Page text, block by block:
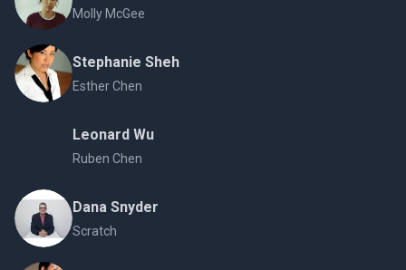
Molly McGee
Stephanie Sheh
Esther Chen
Leonard Wu
Ruben Chen
Dana Snyder
Scratch